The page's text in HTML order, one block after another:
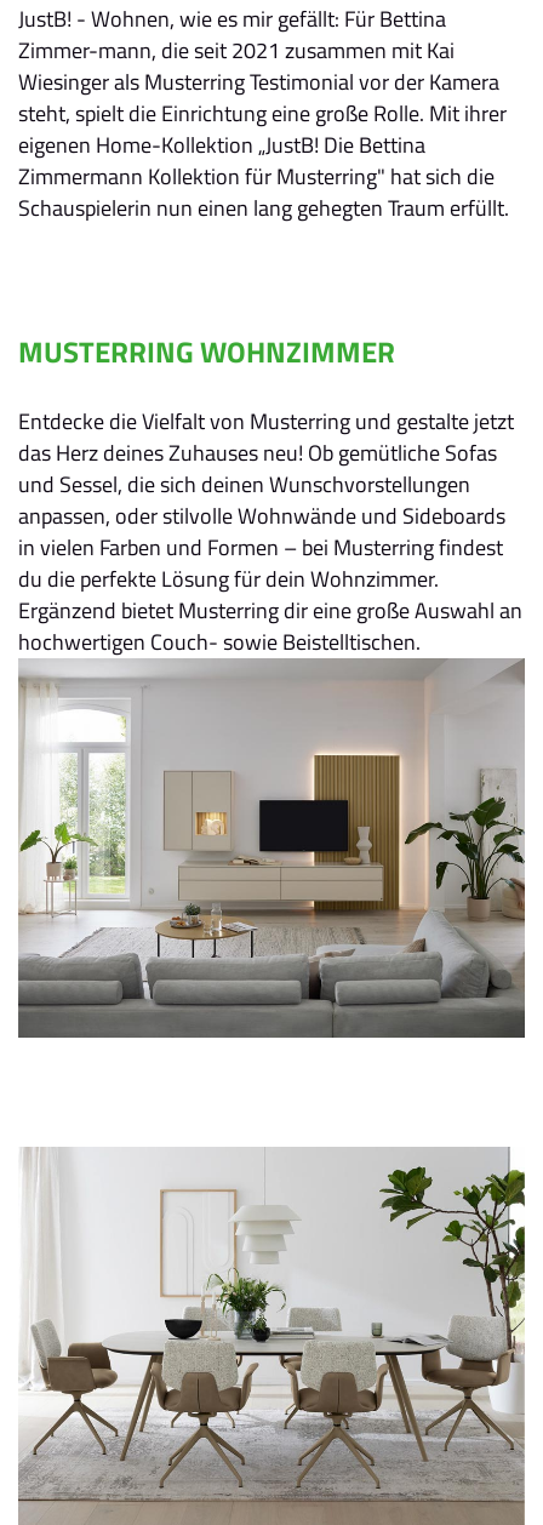
JustB! - Wohnen, wie es mir gefällt: Für Bettina
Zimmer-mann, die seit 2021 zusammen mit Kai
Wiesinger als Musterring Testimonial vor der Kamera
steht, spielt die Einrichtung eine große Rolle. Mit ihrer
eigenen Home-Kollektion „JustB! Die Bettina
Zimmermann Kollektion für Musterring" hat sich die
Schauspielerin nun einen lang gehegten Traum erfüllt.
MUSTERRING WOHNZIMMER
Entdecke die Vielfalt von Musterring und gestalte jetzt
das Herz deines Zuhauses neu! Ob gemütliche Sofas
und Sessel, die sich deinen Wunschvorstellungen
anpassen, oder stilvolle Wohnwände und Sideboards
in vielen Farben und Formen – bei Musterring findest
du die perfekte Lösung für dein Wohnzimmer.
Ergänzend bietet Musterring dir eine große Auswahl an
hochwertigen Couch- sowie Beistelltischen.